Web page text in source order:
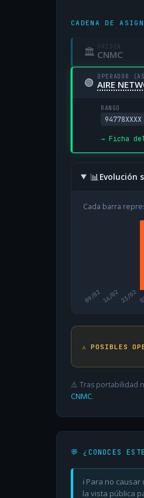
CADENA DE
🏛 ORIGEN
CNMC
🟢 OPERADOR
AIRE
RANGO
94778XXXX
→ Ficha
📊Evolución
Cada barra
09/0216/0223/02
⚠️ POSIBLES
⚠️ Tras portabilidad
CNMC.
💬 ¿CONOCES
ℹ️ Para no
la vista pública